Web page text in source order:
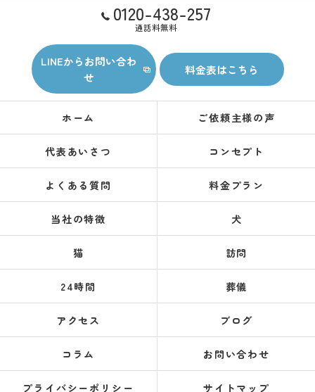
0120-438-257
通話料無料
LINEからお問い合わ
せ
料金表はこちら
ホーム ご依頼主様の声
代表あいさつ コンセプト
よくある質問 料金プラン
当社の特徴 犬
猫 訪問
24時間 葬儀
アクセス ブログ
コラム お問い合わせ
プライバシーポリシー サイトマップ